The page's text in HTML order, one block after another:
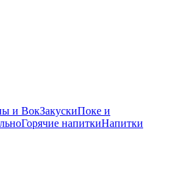
и ВокЗакускиПоке и
Горячие напиткиНапитки